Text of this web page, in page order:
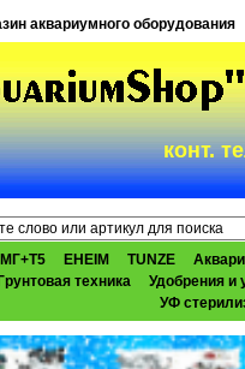
аквариумного оборудования
конт.
МГ+Т5 EHEIM TUNZE
Грунтовая техника Удобрения и
УФ